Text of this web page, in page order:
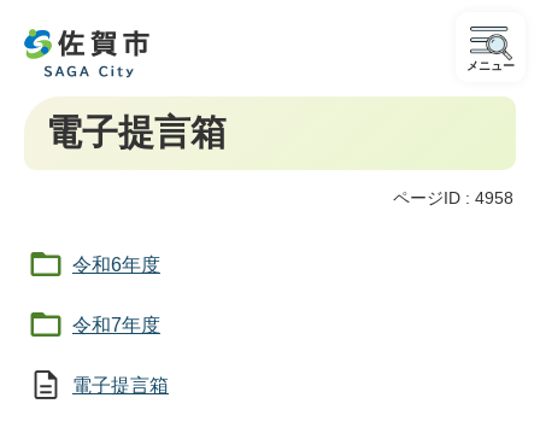
メニュー
電子提言箱
ページID : 4958
令和6年度
令和7年度
電子提言箱